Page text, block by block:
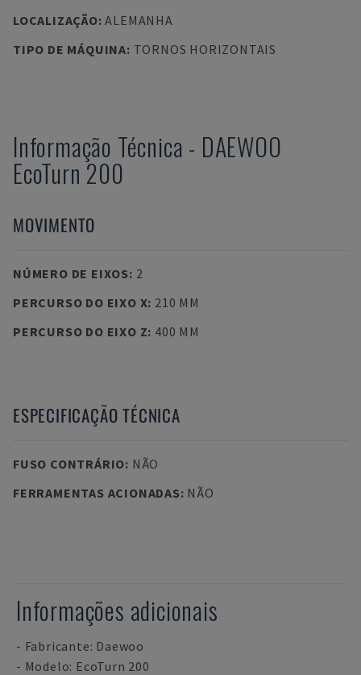
LOCALIZAÇÃO:ALEMANHA
TIPO DE MÁQUINA: TORNOS HORIZONTAIS
Informação Técnica - DAEWOO
EcoTurn 200
MOVIMENTO
NÚMERO DE EIXOS: 2
PERCURSO DO EIXO X: 210 MM
PERCURSO DO EIXO Z: 400 MM
ESPECIFICAÇÃO TÉCNICA
FUSO CONTRÁRIO: NÃO
FERRAMENTAS ACIONADAS: NÃO
Informações adicionais
- Fabricante: Daewoo
- Modelo: EcoTurn 200